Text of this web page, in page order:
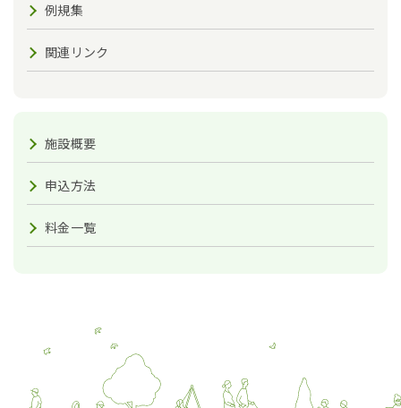
例規集
関連リンク
施設概要
申込方法
料金一覧